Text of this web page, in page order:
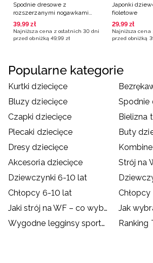
Spodnie dresowe z
rozszerzanymi nogawkami
dziewczęce - granatowe
39,99 zł
Najniższa cena z ostatnich 30 dni
przed obniżką 49,99 zł
Japonki
fioletowe
29,99 zł
Najniższa cena
przed obniżką
Popularne kategorie
Kurtki dziecięce
Bluzy dziecięce
Spodnie
Czapki dziecięce
Plecaki dziecięce
Buty
Dresy dziecięce
Akcesoria dziecięce
Strój na
Dziewczynki 6-10 lat
Chłopcy 6-10 lat
Chłopcy
Jaki strój na WF – co wybrać dla dziecka?
Wygodne legginsy sportowe dla dzieci